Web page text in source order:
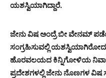
ಯಶಸ್ವಿಯಾಗಿದ್ದಾರೆ.
ಜೇನು ವಿಷ ಅಂದ್ರೆ ಬೀ ವೇನಮ್
ಸಂಗ್ರಹಿಸುವಲ್ಲಿ
ಹೊರವಲಯದ ಕಿನ್ನಿಗೋಳಿಯ
ಪ್ರದೇಶಗಳಲ್ಲಿ ಜೇನು ನೊಣಗಳ